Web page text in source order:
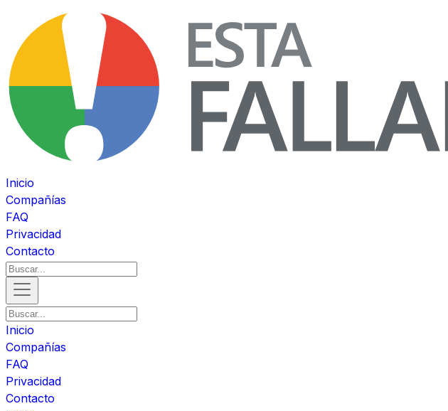
Inicio
Compañías
FAQ
Privacidad
Contacto
Inicio
Compañías
FAQ
Privacidad
Contacto